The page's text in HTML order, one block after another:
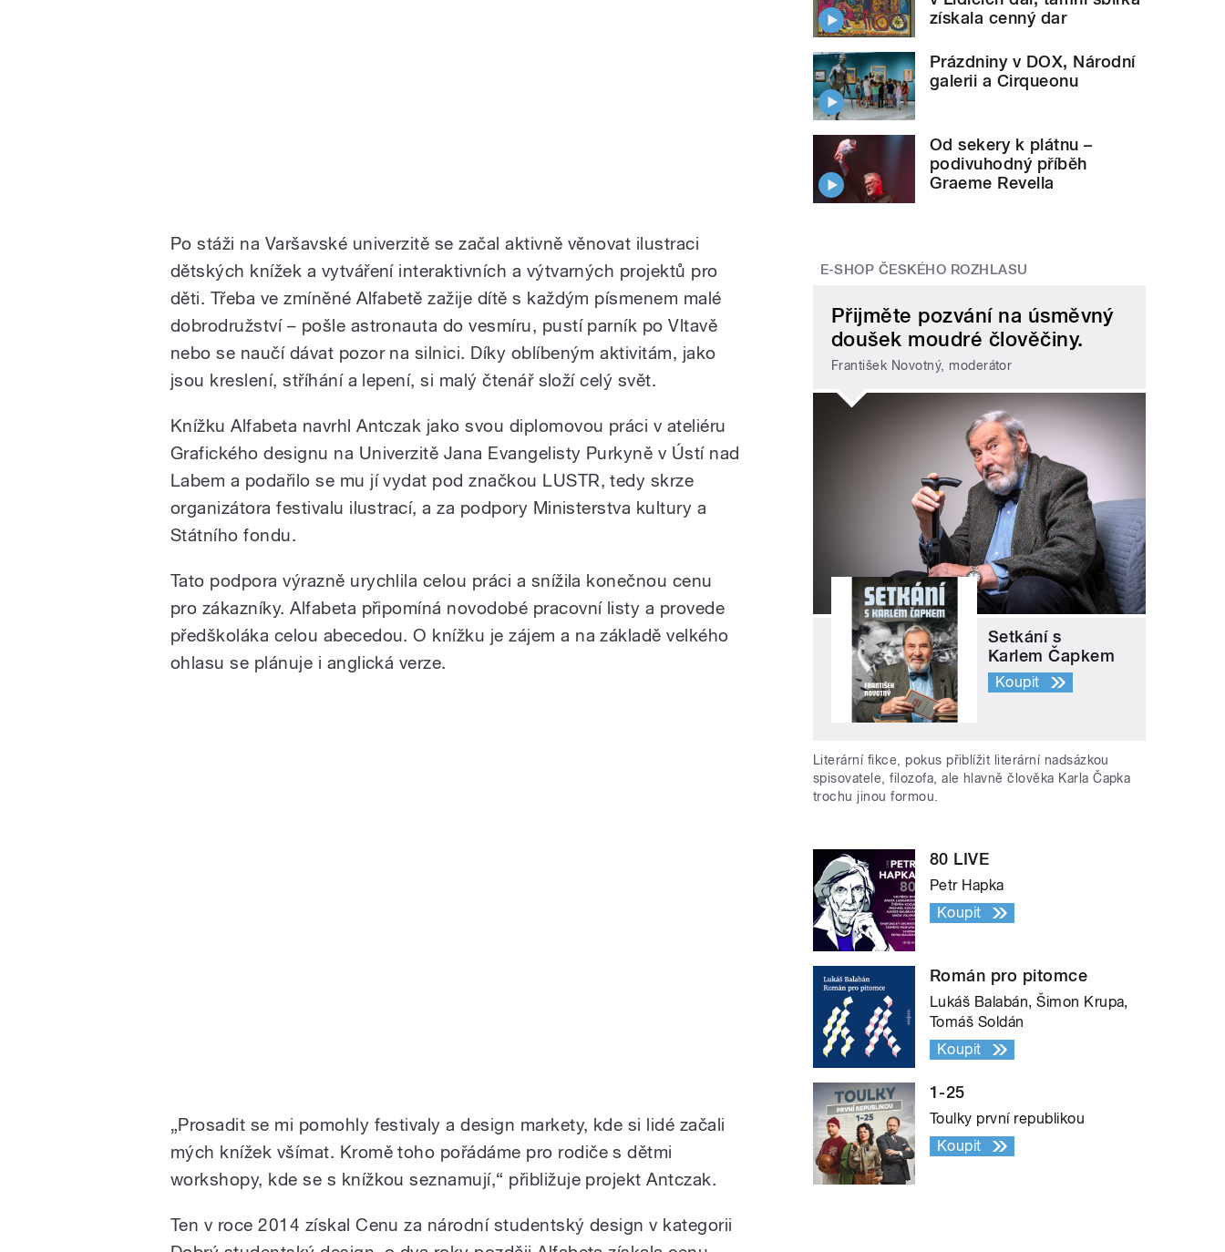
Po stáži na Varšavské univerzitě se začal aktivně věnovat ilustraci
dětských knížek a vytváření interaktivních a výtvarných projektů pro
děti. Třeba ve zmíněné Alfabetě zažije dítě s každým písmenem malé
dobrodružství – pošle astronauta do vesmíru, pustí parník po Vltavě
nebo se naučí dávat pozor na silnici. Díky oblíbeným aktivitám, jako
jsou kreslení, stříhání a lepení, si malý čtenář složí celý svět.
Knížku Alfabeta navrhl Antczak jako svou diplomovou práci v ateliéru
Grafického designu na Univerzitě Jana Evangelisty Purkyně v Ústí nad
Labem a podařilo se mu jí vydat pod značkou LUSTR, tedy skrze
organizátora festivalu ilustrací, a za podpory Ministerstva kultury a
Státního fondu.
Tato podpora výrazně urychlila celou práci a snížila konečnou cenu
pro zákazníky. Alfabeta připomíná novodobé pracovní listy a provede
předškoláka celou abecedou. O knížku je zájem a na základě velkého
ohlasu se plánuje i anglická verze.
„Prosadit se mi pomohly festivaly a design markety, kde si lidé začali
mých knížek všímat. Kromě toho pořádáme pro rodiče s dětmi
workshopy, kde se s knížkou seznamují,“ přibližuje projekt Antczak.
Ten v roce 2014 získal Cenu za národní studentský design v kategorii
získala cenný dar
Prázdniny v DOX, Národní
galerii a Cirqueonu
Od sekery k plátnu –
podivuhodný příběh
Graeme Revella
E-SHOP ČESKÉHO ROZHLASU
Přijměte pozvání na úsměvný
doušek moudré člověčiny.
František Novotný, moderátor
Setkání s
Karlem Čapkem
Koupit
Literární fikce, pokus přiblížit literární nadsázkou
spisovatele, filozofa, ale hlavně člověka Karla Čapka
trochu jinou formou.
80 LIVE
Petr Hapka
Koupit
Román pro pitomce
Lukáš Balabán, Šimon Krupa,
Tomáš Soldán
Koupit
1-25
Toulky první republikou
Koupit